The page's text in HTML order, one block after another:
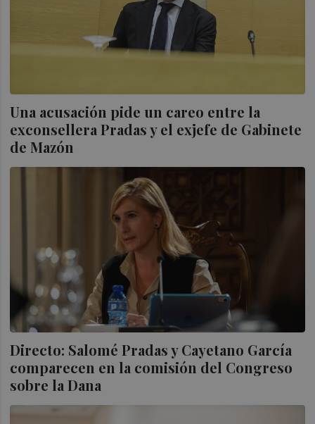
Una acusación pide un careo entre la
exconsellera Pradas y el exjefe de Gabinete
de Mazón
Directo: Salomé Pradas y Cayetano García
comparecen en la comisión del Congreso
sobre la Dana